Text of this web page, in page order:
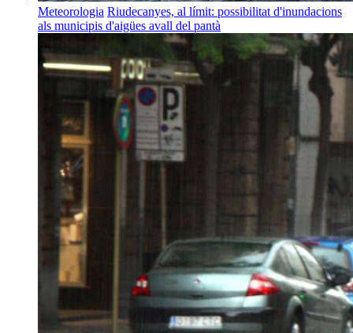
Meteorologia Riudecanyes, al límit: possibilitat d'inundacions
als municipis d'aigües avall del pantà